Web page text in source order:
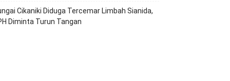
Cikaniki Diduga Tercemar Limbah Sianida,
Diminta Turun Tangan